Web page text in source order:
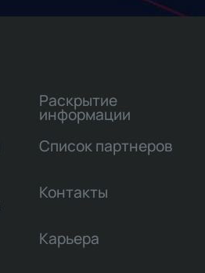
Раскрытие
информации
Список партнеров
Контакты
Карьера